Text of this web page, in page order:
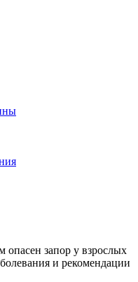
опасен запор у взрослых
и рекомендации